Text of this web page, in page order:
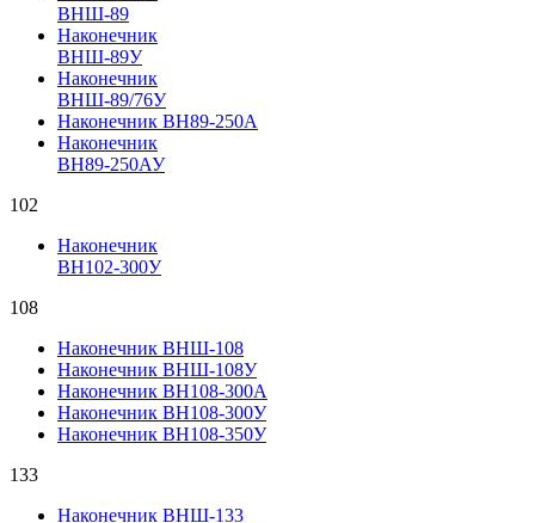
ВНШ-89
Наконечник
ВНШ-89У
Наконечник
ВНШ-89/76У
Наконечник ВН89-250А
Наконечник
ВН89-250АУ
102
Наконечник
ВН102-300У
108
Наконечник ВНШ-108
Наконечник ВНШ-108У
Наконечник ВН108-300А
Наконечник ВН108-300У
Наконечник ВН108-350У
133
Наконечник ВНШ-133